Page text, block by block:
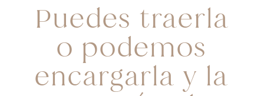
Puedes traerla
o podemos
encargarla y la